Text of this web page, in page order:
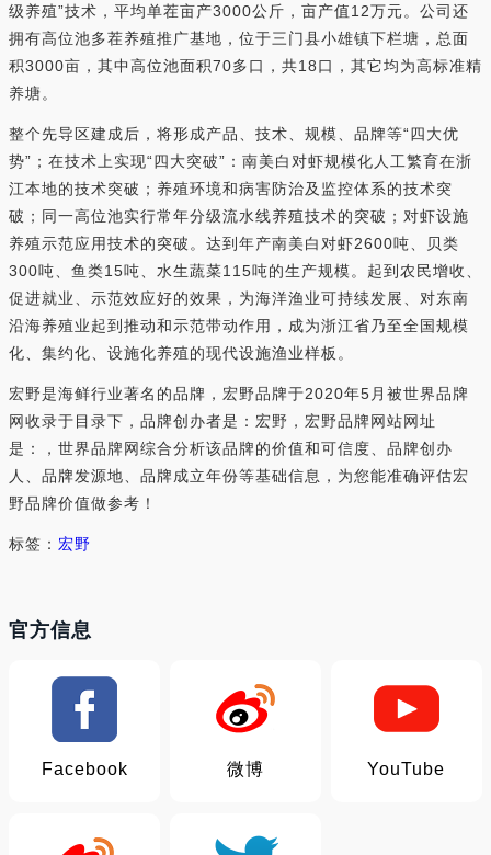
级养殖”技术，平均单茬亩产3000公斤，亩产值12万元。公司还
拥有高位池多茬养殖推广基地，位于三门县小雄镇下栏塘，总面
积3000亩，其中高位池面积70多口，共18口，其它均为高标准精
养塘。
整个先导区建成后，将形成产品、技术、规模、品牌等“四大优
势”；在技术上实现“四大突破”：南美白对虾规模化人工繁育在浙
江本地的技术突破；养殖环境和病害防治及监控体系的技术突
破；同一高位池实行常年分级流水线养殖技术的突破；对虾设施
养殖示范应用技术的突破。达到年产南美白对虾2600吨、贝类
300吨、鱼类15吨、水生蔬菜115吨的生产规模。起到农民增收、
促进就业、示范效应好的效果，为海洋渔业可持续发展、对东南
沿海养殖业起到推动和示范带动作用，成为浙江省乃至全国规模
化、集约化、设施化养殖的现代设施渔业样板。
宏野是海鲜行业著名的品牌，宏野品牌于2020年5月被世界品牌
网收录于目录下，品牌创办者是：宏野，宏野品牌网站网址
是：，世界品牌网综合分析该品牌的价值和可信度、品牌创办
人、品牌发源地、品牌成立年份等基础信息，为您能准确评估宏
野品牌价值做参考！
标签： 宏野
官方信息
Facebook 微博 YouTube